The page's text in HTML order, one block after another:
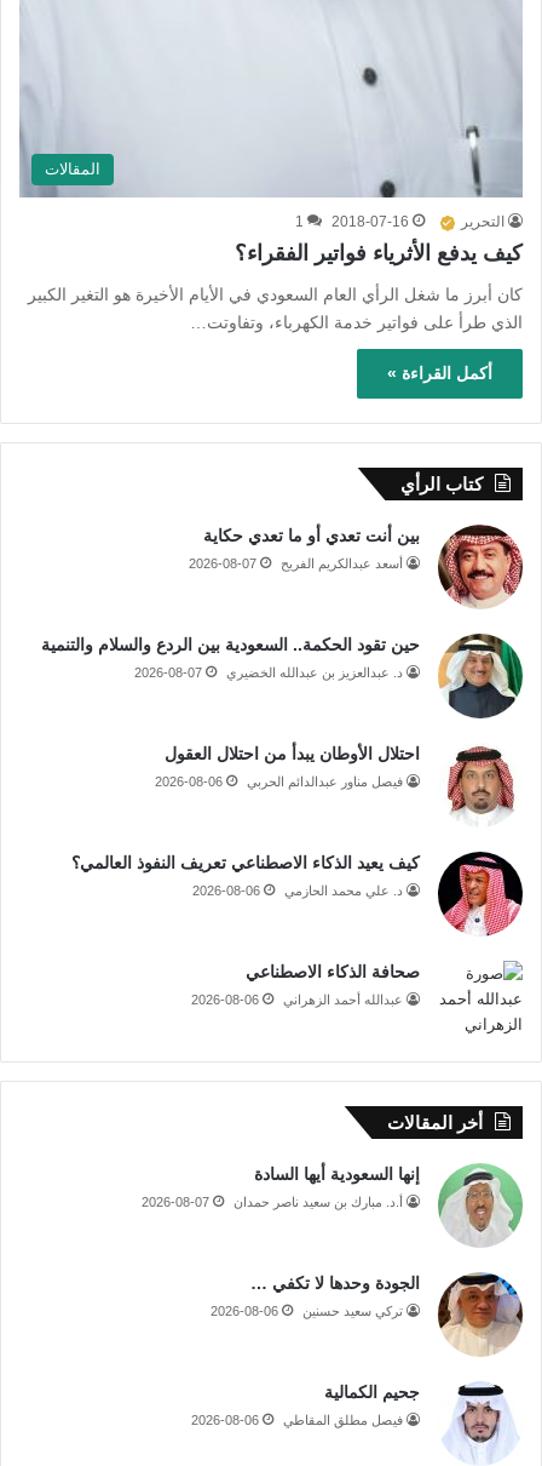
المقالات
التحرير 2018-07-16
1
كيف يدفع الأثرياء فواتير الفقراء؟
كان أبرز ما شغل الرأي العام السعودي في الأيام الأخيرة هو التغير الكبير
الذي طرأ على فواتير خدمة الكهرباء، وتفاوتت…
أكمل القراءة »
كتاب الرأي
بين أنت تعدي أو ما تعدي حكاية
أسعد عبدالكريم الفريح 2026-08-07
حين تقود الحكمة.. السعودية بين الردع والسلام والتنمية
د. عبدالعزيز بن عبدالله الخضيري 2026-08-07
احتلال الأوطان يبدأ من احتلال العقول
فيصل مناور عبدالدائم الحربي 2026-08-06
كيف يعيد الذكاء الاصطناعي تعريف النفوذ العالمي؟
د. علي محمد الحازمي 2026-08-06
صحافة الذكاء الاصطناعي
عبدالله أحمد الزهراني 2026-08-06
أخر المقالات
إنها السعودية أيها السادة
أ.د. مبارك بن سعيد ناصر حمدان 2026-08-07
الجودة وحدها لا تكفي …
تركي سعيد حسنين 2026-08-06
جحيم الكمالية
فيصل مطلق المقاطي 2026-08-06